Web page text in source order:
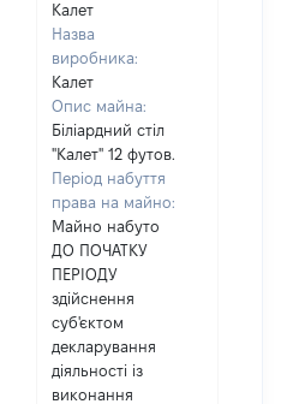
Калет
Назва
виробника:
Калет
Опис майна:
Біліардний стіл
"Калет" 12 футов.
Період набуття
права на майно:
Майно набуто
ДО ПОЧАТКУ
ПЕРІОДУ
здійснення
суб'єктом
декларування
діяльності із
виконання